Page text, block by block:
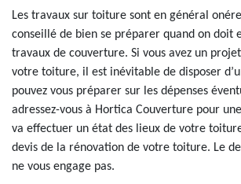
Les travaux sur toiture sont en général
conseillé de bien se préparer quand on doit
travaux de couverture. Si vous avez un
votre toiture, il est inévitable de disposer
pouvez vous préparer sur les dépenses
adressez-vous à Hortica Couverture pour
va effectuer un état des lieux de votre
devis de la rénovation de votre toiture. Le
ne vous engage pas.